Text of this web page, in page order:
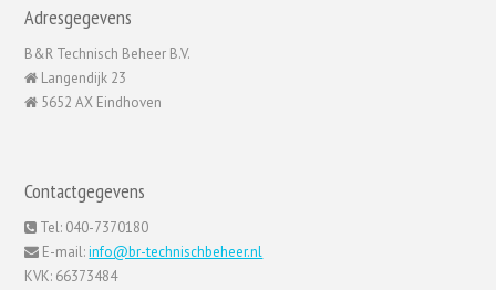
Adresgegevens
B&R Technisch Beheer B.V.
Langendijk 23
5652 AX Eindhoven
Contactgegevens
Tel: 040-7370180
E-mail:info@br-technischbeheer.nl
KVK: 66373484